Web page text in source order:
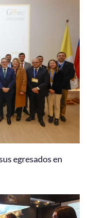
egresados en